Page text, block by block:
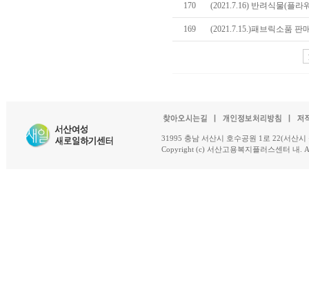
170 (2021.7.16) 반려식물(플라
169 (2021.7.15.)패브릭소품 판
31995 충남 서산시 호수공원 1로 22(서산
Copyright (c) 서산고용복지플러스센터 내.